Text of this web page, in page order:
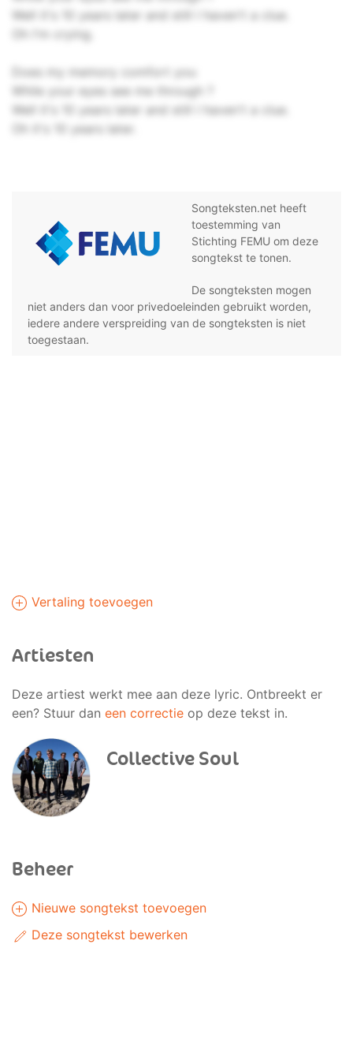
Well it's 10 years later and still I haven't a clue.
Oh I'm crying.
Does my memory comfort you
While your eyes see me through ?
Well it's 10 years later and still I haven't a clue.
Oh it's 10 years later.
Songteksten.net heeft
toestemming van
Stichting FEMU om deze
songtekst te tonen.
De songteksten mogen
niet anders dan voor privedoeleinden gebruikt worden,
iedere andere verspreiding van de songteksten is niet
toegestaan.
Vertaling toevoegen
Artiesten
Deze artiest werkt mee aan deze lyric. Ontbreekt er
een? Stuur dan een correctie op deze tekst in.
Collective Soul
Beheer
Nieuwe songtekst toevoegen
Deze songtekst bewerken